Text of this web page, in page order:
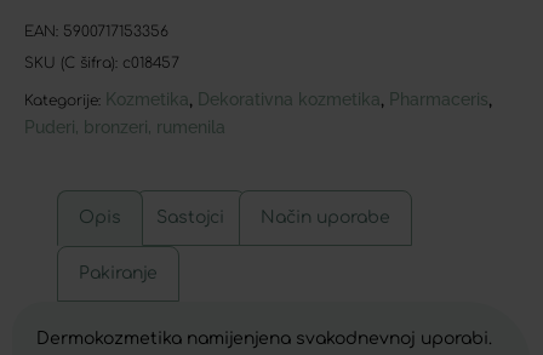
EAN: 5900717153356
SKU (C šifra): c018457
Kategorije: Kozmetika Dekorativna kozmetika Pharmaceris
Puderi, bronzeri, rumenila
Opis Sastojci Način uporabe
Pakiranje
Dermokozmetika namijenjena svakodnevnoj uporabi.